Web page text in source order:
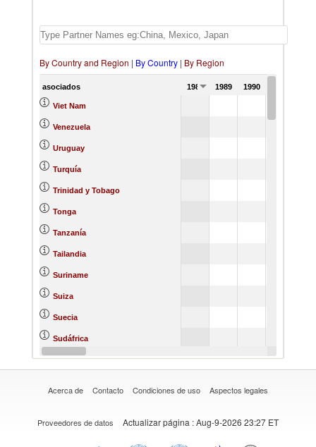
By Country and Region | By Country | By Region
asociados 1988 1989 1990
Viet Nam
Venezuela
Uruguay
Turquía
Trinidad y Tobago
Tonga
Tanzanía
Tailandia
Suriname
Suiza
Suecia
Sudáfrica
Singapur
Acerca de Contacto Condiciones de uso Aspectos legales
Proveedores de datos Actualizar página : Aug-9-2026 23:27 ET